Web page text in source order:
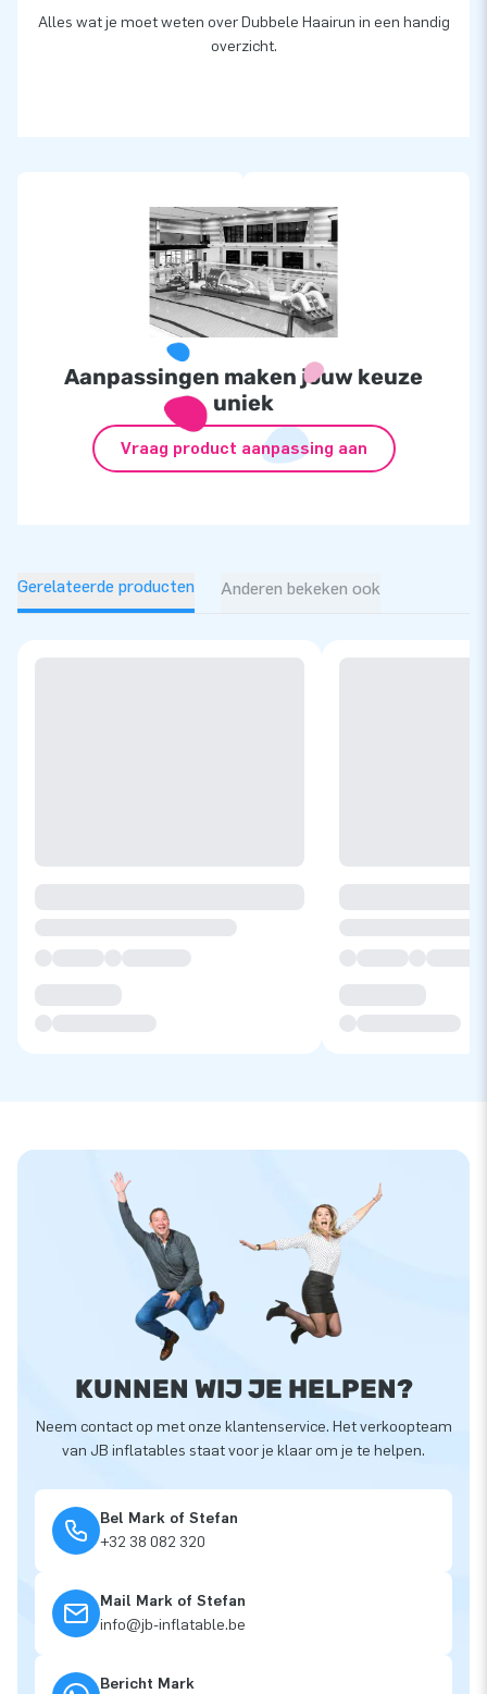
Alles wat je moet weten over Dubbele Haairun in een handig
overzicht.
Aanpassingen maken jouw keuze
uniek
Vraag product aanpassing aan
Gerelateerde producten Anderen bekeken ook
KUNNEN WIJ JE HELPEN?
Neem contact op met onze klantenservice. Het verkoopteam
van JB inflatables staat voor je klaar om je te helpen.
Bel Mark of Stefan
+32 38 082 320
Mail Mark of Stefan
info@jb-inflatable.be
Bericht Mark